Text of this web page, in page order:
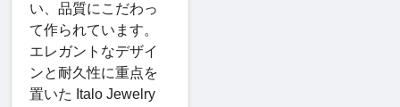
い、品質にこだわっ
て作られています。
エレガントなデザイ
ンと耐久性に重点を
置いた Italo Jewelry